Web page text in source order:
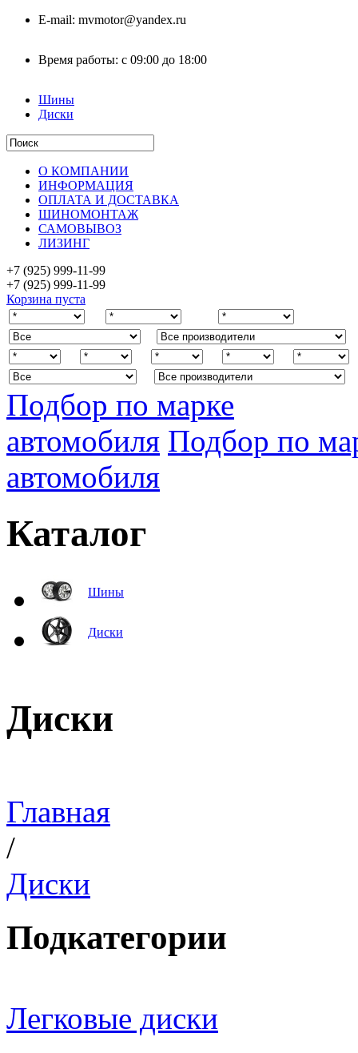
E-mail: mvmotor@yandex.ru
Время работы: с 09:00 до 18:00
Шины
Диски
О КОМПАНИИ
ИНФОРМАЦИЯ
ОПЛАТА И ДОСТАВКА
ШИНОМОНТАЖ
САМОВЫВОЗ
ЛИЗИНГ
+7 (925) 999-11-99
+7 (925) 999-11-99
Корзина пуста
Подбор по марке
автомобиля Подбор по
автомобиля
Каталог
Шины
Диски
Диски
Главная
/
Диски
Подкатегории
Легковые диски